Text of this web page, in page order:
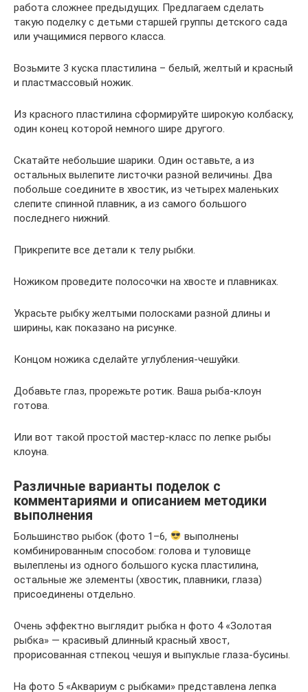
работа сложнее предыдущих. Предлагаем сделать
такую поделку с детьми старшей группы детского сада
или учащимися первого класса.
Возьмите 3 куска пластилина – белый, желтый и красный
и пластмассовый ножик.
Из красного пластилина сформируйте широкую колбаску,
один конец которой немного шире другого.
Скатайте небольшие шарики. Один оставьте, а из
остальных вылепите листочки разной величины. Два
побольше соедините в хвостик, из четырех маленьких
слепите спинной плавник, а из самого большого
последнего нижний.
Прикрепите все детали к телу рыбки.
Ножиком проведите полосочки на хвосте и плавниках.
Украсьте рыбку желтыми полосками разной длины и
ширины, как показано на рисунке.
Концом ножика сделайте углубления-чешуйки.
Добавьте глаз, прорежьте ротик. Ваша рыба-клоун
готова.
Или вот такой простой мастер-класс по лепке рыбы
клоуна.
Различные варианты поделок с
комментариями и описанием методики
выполнения
Большинство рыбок (фото 1–6,
выполнены
комбинированным способом: голова и туловище
вылеплены из одного большого куска пластилина,
остальные же элементы (хвостик, плавники, глаза)
присоединены отдельно.
Очень эффектно выглядит рыбка н фото 4 «Золотая
рыбка» — красивый длинный красный хвост,
прорисованная стпекоц чешуя и выпуклые глаза-бусины.
На фото 5 «Аквариум с рыбками» представлена лепка